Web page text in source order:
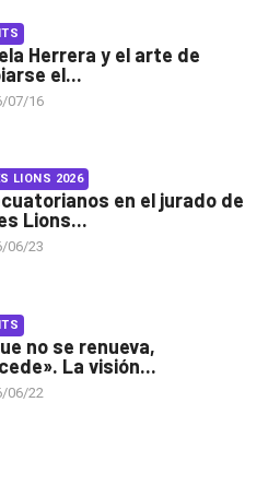
Herrera y el arte de
el...
07/16
LIONS 2026
en el jurado de
Lions...
06/23
no se renueva,
La visión...
06/22